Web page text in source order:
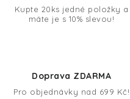
Kupte 20ks jedné položky a
máte je s 10% slevou!
Doprava ZDARMA
Pro objednávky nad 699 Kč!